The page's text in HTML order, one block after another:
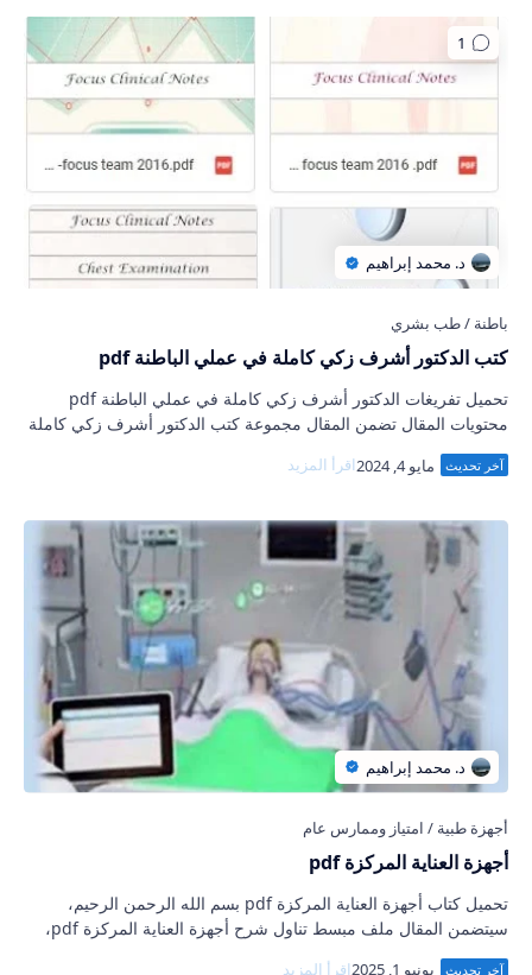
كتب الدكتور أشرف زكي كاملة في عملي الباطنة pdf
تحميل تفريغات الدكتور أشرف زكي كاملة في عملي الباطنة pdf
محتويات المقال تضمن المقال مجموعة كتب الدكتور أشرف زكي كاملة
في مادة الباطنة pdf، وقد تم فيه…
أجهزة العناية المركزة pdf
تحميل كتاب أجهزة العناية المركزة pdf بسم الله الرحمن الرحيم،
سيتضمن المقال ملف مبسط تناول شرح أجهزة العناية المركزة pdf،